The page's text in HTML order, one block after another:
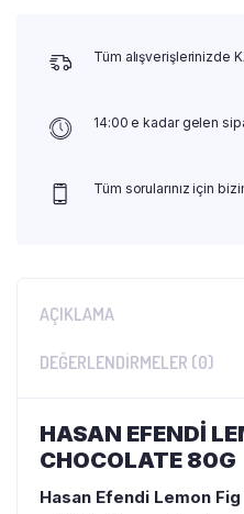
Tüm alışverişlerinizde
14:00 e kadar gelen
Tüm sorularınız için
AÇIKLAMA
DEĞERLENDIRMELER (0)
HASAN EFENDİ
CHOCOLATE 80G
Hasan Efendi Lemon